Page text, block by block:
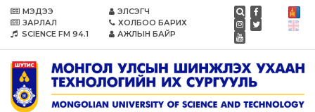
МЭДЭЭ
ЗАРЛАЛ
SCIENCE FM 94.1
ЭЛСЭГЧ
ХОЛБОО БАРИХ
АЖЛЫН БАЙР